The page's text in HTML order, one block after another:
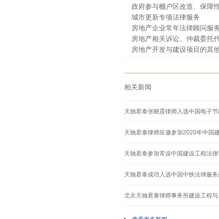
政府参与棚户区改造、保障
城市更新专项法律服务
房地产企业常年法律顾问服
房地产相关诉讼、仲裁委托
房地产开发与建设项目的其
相关新闻
天驰君泰张晓霞律师入选中国电子
天驰君泰律师应邀参加2020年中国
天驰君泰参加常设中国建设工程法
天驰君泰成功入选中国中铁法律服
北京天驰君泰律师事务所建设工程